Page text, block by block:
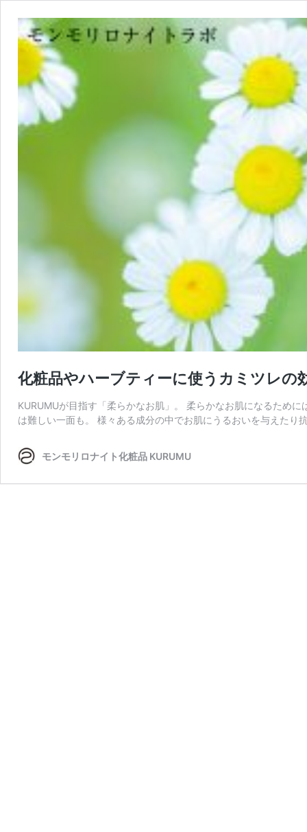
化粧品やハーブティーに使うカミツレの
KURUMUが目指す「柔らかなお肌」。 柔らかなお肌になるため
は難しい一面も。 様々ある成分の中でお肌にうるおいを与えた
モンモリロナイト化粧品 KURUMU